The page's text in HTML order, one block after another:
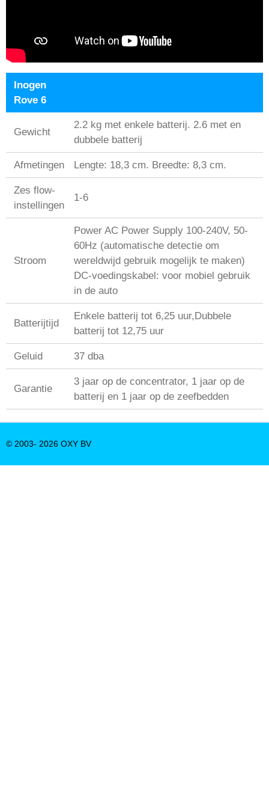
Inogen
Rove 6
Gewicht
2.2 kg met enkele batterij. 2.6 met en
dubbele batterij
Afmetingen Lengte: 18,3 cm. Breedte: 8,3 cm.
Zes flow-
instellingen
1-6
Stroom
Power AC Power Supply 100-240V, 50-
60Hz (automatische detectie om
wereldwijd gebruik mogelijk te maken)
DC-voedingskabel: voor mobiel gebruik
in de auto
Batterijtijd
Enkele batterij tot 6,25 uur,Dubbele
batterij tot 12,75 uur
Geluid 37 dba
Garantie
3 jaar op de concentrator, 1 jaar op de
batterij en 1 jaar op de zeefbedden
© 2003- 2026 OXY BV